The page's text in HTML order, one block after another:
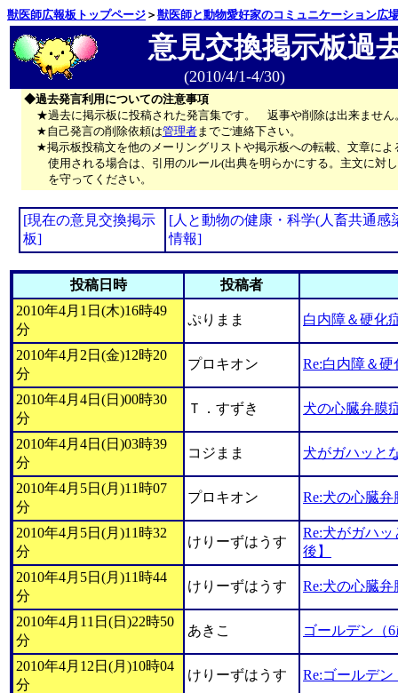
獣医師広報板トップページ ＞ 獣医師と動物愛好家のコミュニケーション広
意見交換掲示板過
(2010/4/1-4/30)
◆過去発言利用についての注意事項
★過去に掲示板に投稿された発言集です。 返事や削除は出来ません
★自己発言の削除依頼は管理者までご連絡下さい。
★掲示板投稿文を他のメーリングリストや掲示板への転載、文章によ
使用される場合は、引用のルール(出典を明らかにする。主文に対
を守ってください。
[現在の意見交換掲示
板]
[人と動物の健康・科学(人畜共通感
情報]
投稿日時
投稿者
2010年4月1日(木)16時49
分
ぷりまま 白内障＆硬化
2010年4月2日(金)12時20
分
プロキオン Re:白内障＆硬
2010年4月4日(日)00時30
分
Ｔ．すずき 犬の心臓弁膜
2010年4月4日(日)03時39
分
コジまま 犬がガハッと
2010年4月5日(月)11時07
分
プロキオン Re:犬の心臓弁
2010年4月5日(月)11時32
分
けりーずはうす
Re:犬がガハ
後】
2010年4月5日(月)11時44
分
けりーずはうす Re:犬の心臓弁
2010年4月11日(日)22時50
分
あきこ ゴールデン（
2010年4月12日(月)10時04
分
けりーずはうす Re:ゴールデ